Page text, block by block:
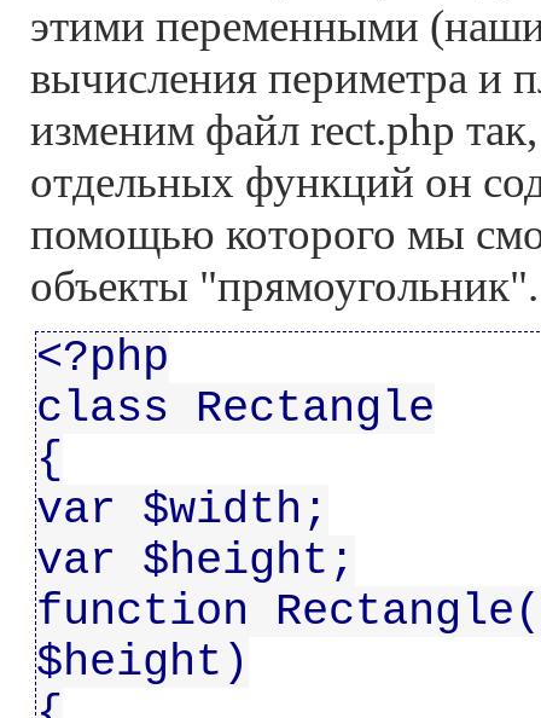
этими переменными
вычисления периметра и
изменим файл rect.php
отдельных функций он
помощью которого мы
объекты "прямоугольник".
<?php
class Rectangle
{
var $width;
var $height;
function
$height)